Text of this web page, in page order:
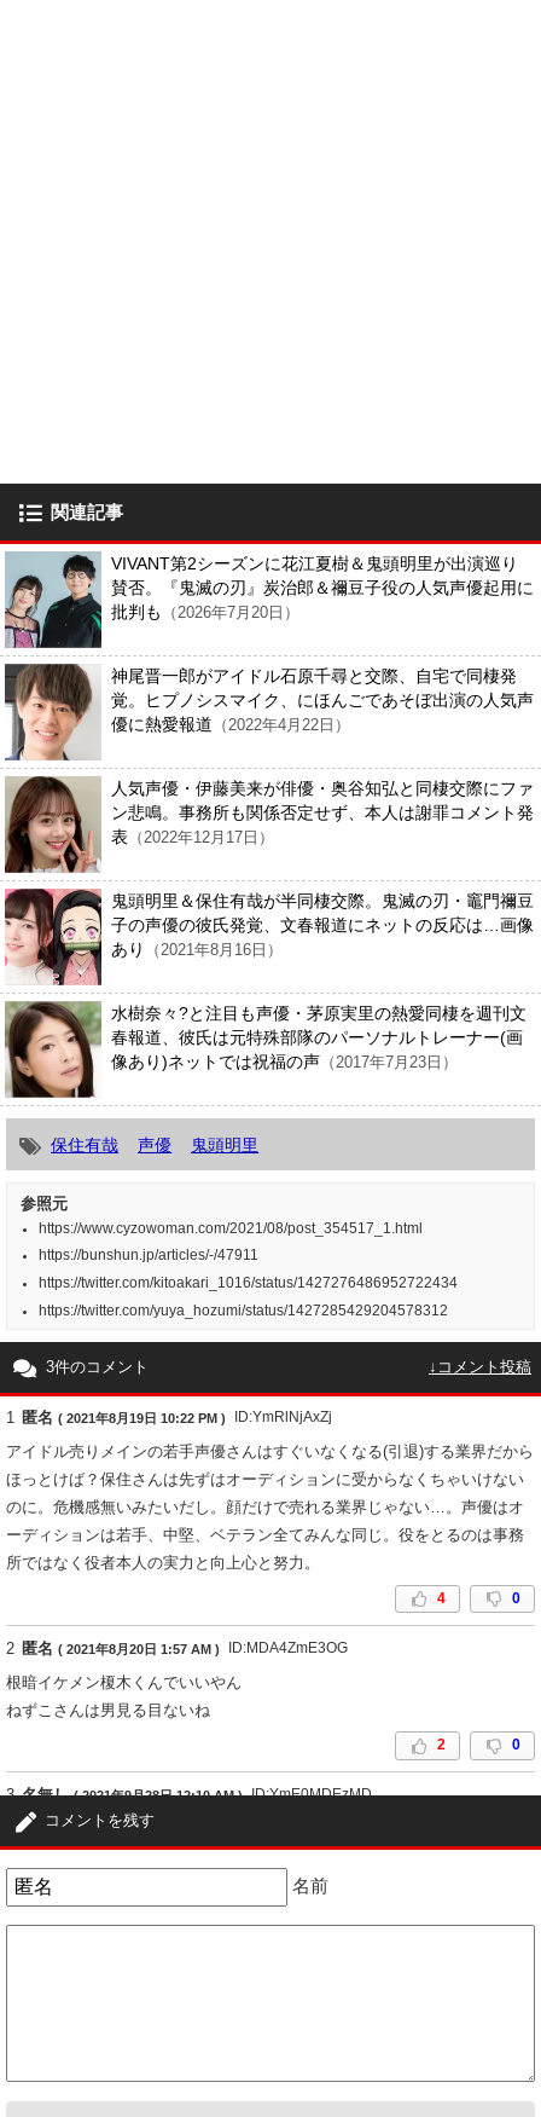
関連記事
VIVANT第2シーズンに花江夏樹＆鬼頭明里が出演巡り
賛否。『鬼滅の刃』炭治郎＆禰豆子役の人気声優起用に
批判も
（2026年7月20日）
神尾晋一郎がアイドル石原千尋と交際、自宅で同棲発
覚。ヒプノシスマイク、にほんごであそぼ出演の人気声
優に熱愛報道 （2022年4月22日）
人気声優・伊藤美来が俳優・奥谷知弘と同棲交際にファ
ン悲鳴。事務所も関係否定せず、本人は謝罪コメント発
表 （2022年12月17日）
鬼頭明里＆保住有哉が半同棲交際。鬼滅の刃・竈門禰豆
子の声優の彼氏発覚、文春報道にネットの反応は…画像
あり
（2021年8月16日）
水樹奈々?と注目も声優・茅原実里の熱愛同棲を週刊文
春報道、彼氏は元特殊部隊のパーソナルトレーナー(画
像あり)ネットでは祝福の声 （2017年7月23日）
保住有哉 声優 鬼頭明里
参照元
https://www.cyzowoman.com/2021/08/post_354517_1.html
https://bunshun.jp/articles/-/47911
https://twitter.com/kitoakari_1016/status/1427276486952722434
https://twitter.com/yuya_hozumi/status/1427285429204578312
3件のコメント ↓コメント投稿
1 匿名 ( 2021年8月19日 10:22 PM ) ID:YmRlNjAxZj
アイドル売りメインの若手声優さんはすぐいなくなる(引退)する業界だから
ほっとけば？保住さんは先ずはオーディションに受からなくちゃいけない
のに。危機感無いみたいだし。顔だけで売れる業界じゃない…。声優はオ
ーディションは若手、中堅、ベテラン全てみんな同じ。役をとるのは事務
所ではなく役者本人の実力と向上心と努力。
4 0
2 匿名 ( 2021年8月20日 1:57 AM ) ID:MDA4ZmE3OG
根暗イケメン榎木くんでいいやん
ねずこさんは男見る目ないね
2 0
3 名無し ( 2021年9月28日 12:10 AM ) ID:YmE0MDEzMD
保住さんこれから女性スキャンダルが出てくると思う
コメントを残す
名前